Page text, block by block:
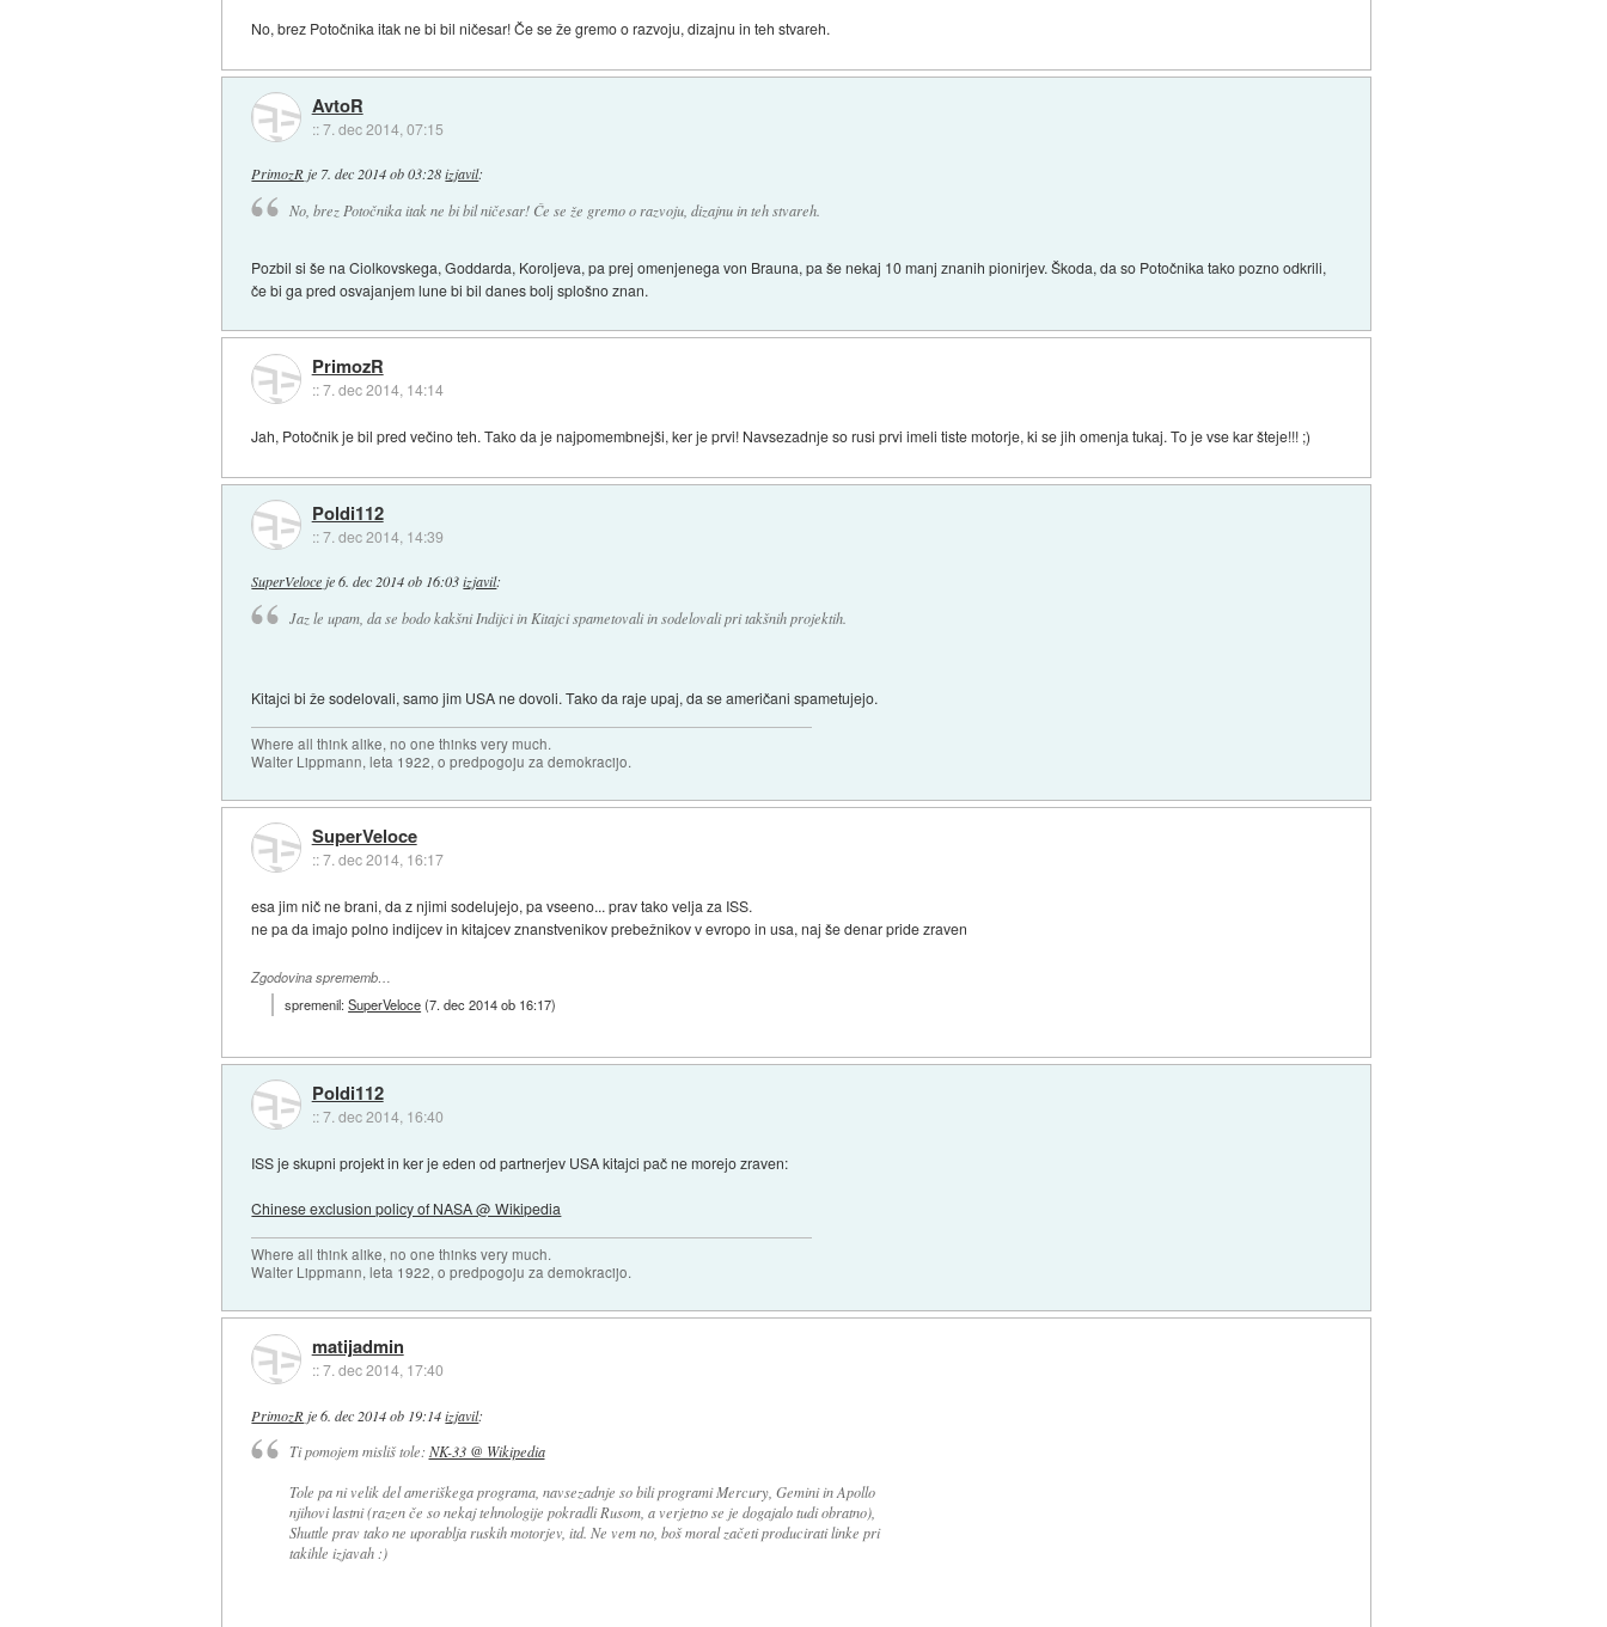
No, brez Potočnika itak ne bi bil ničesar! Če se že gremo o razvoju, dizajnu in teh stvareh.
AvtoR
::7. dec 2014, 07:15
PrimozRje 7. dec 2014 ob 03:28 izjavil:
No, brez Potočnika itak ne bi bil ničesar! Če se že gremo o razvoju, dizajnu in teh stvareh.
Pozbil si še na Ciolkovskega, Goddarda, Koroljeva, pa prej omenjenega von Brauna, pa še nekaj 10 manj znanih pionirjev. Škoda, da so Potočnika tako pozno odkrili,
če bi ga pred osvajanjem lune bi bil danes bolj splošno znan.
PrimozR
::7. dec 2014, 14:14
Jah, Potočnik je bil pred večino teh. Tako da je najpomembnejši, ker je prvi! Navsezadnje so rusi prvi imeli tiste motorje, ki se jih omenja tukaj. To je vse kar šteje!!! ;)
Poldi112
::7. dec 2014, 14:39
SuperVeloceje6. dec 2014 ob 16:03 izjavil:
Jaz le upam, da se bodo kakšni Indijci in Kitajci spametovali in sodelovali pri takšnih projektih.
Kitajci bi že sodelovali, samo jim USA ne dovoli. Tako da raje upaj, da se američani spametujejo.
Where all think alike, no one thinks very much.
Walter Lippmann, leta 1922, o predpogoju za demokracijo.
SuperVeloce
::7. dec 2014, 16:17
esa jim nič ne brani, da z njimi sodelujejo, pa vseeno... prav tako velja za ISS.
ne pa da imajo polno indijcev in kitajcev znanstvenikov prebežnikov v evropo in usa, naj še denar pride zraven
Zgodovina sprememb…
spremenil:SuperVeloce(7. dec 2014 ob 16:17)
Poldi112
::7. dec 2014, 16:40
ISS je skupni projekt in ker je eden od partnerjev USA kitajci pač ne morejo zraven:
Chinese exclusion policy of NASA @ Wikipedia
Where all think alike, no one thinks very much.
Walter Lippmann, leta 1922, o predpogoju za demokracijo.
matijadmin
::7. dec 2014, 17:40
PrimozR je6. dec 2014 ob 19:14 izjavil:
Ti pomojem misliš tole: NK-33 @ Wikipedia
Tole pa ni velik del ameriškega programa, navsezadnje so bili programi Mercury, Gemini in Apollo
njihovi lastni (razen če so nekaj tehnologije pokradli Rusom, a verjetno se je dogajalo tudi obratno),
Shuttle prav tako ne uporablja ruskih motorjev, itd. Ne vem no, boš moral začeti producirati linke pri
takihle izjavah :)